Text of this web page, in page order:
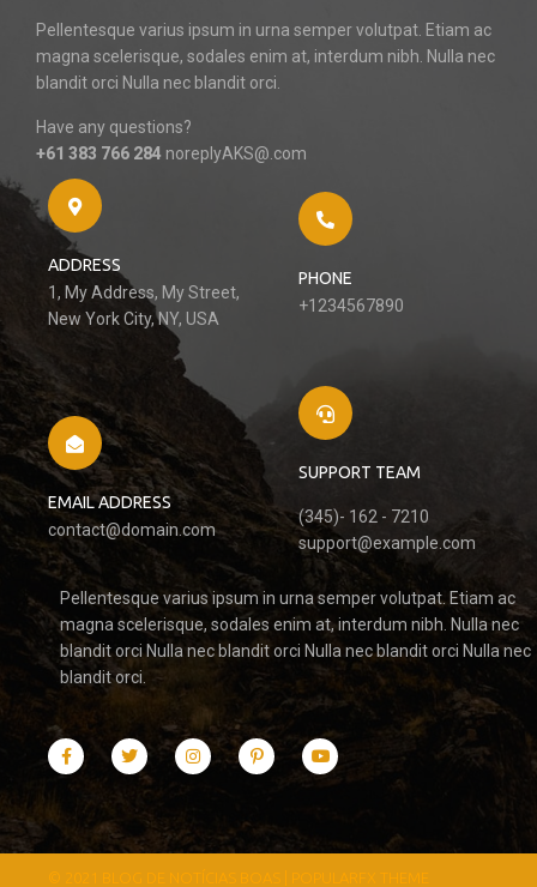
Pellentesque varius ipsum in urna semper volutpat. Etiam ac
magna scelerisque, sodales enim at, interdum nibh. Nulla nec
blandit orci Nulla nec blandit orci.
Have any questions?
+61 383 766 284 noreplyAKS@.com
ADDRESS
1, My Address, My Street,
New York City, NY, USA
PHONE
+1234567890
EMAIL ADDRESS
contact@domain.com
SUPPORT TEAM
(345)- 162 - 7210
support@example.com
Pellentesque varius ipsum in urna semper volutpat. Etiam ac
magna scelerisque, sodales enim at, interdum nibh. Nulla nec
blandit orci Nulla nec blandit orci Nulla nec blandit orci Nulla nec
blandit orci.
© 2021 BLOG DE NOTÍCIAS BOAS | POPULARFX THEME